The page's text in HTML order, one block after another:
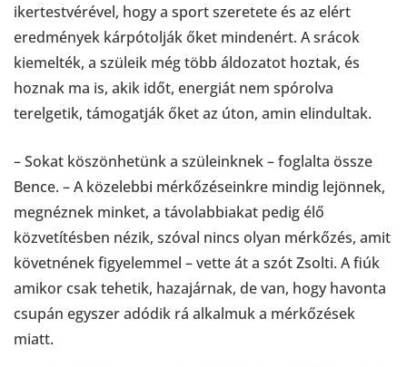
ikertestvérével, hogy a sport szeretete és az elért
eredmények kárpótolják őket mindenért. A srácok
kiemelték, a szüleik még több áldozatot hoztak, és
hoznak ma is, akik időt, energiát nem spórolva
terelgetik, támogatják őket az úton, amin elindultak.
– Sokat köszönhetünk a szüleinknek – foglalta össze
Bence. – A közelebbi mérkőzéseinkre mindig lejönnek,
megnéznek minket, a távolabbiakat pedig élő
közvetítésben nézik, szóval nincs olyan mérkőzés, amit
követnének figyelemmel – vette át a szót Zsolti. A fiúk
amikor csak tehetik, hazajárnak, de van, hogy havonta
csupán egyszer adódik rá alkalmuk a mérkőzések
miatt.